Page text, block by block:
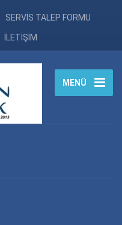
SERVİS TALEP FORMU
İLETİŞİM
MENÜ